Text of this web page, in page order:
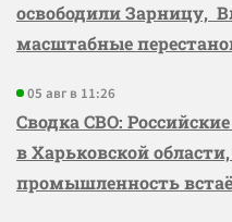
освободили Зарницу,
масштабные
05 авг в 11:26
Сводка СВО:
в Харьковской
промышленность